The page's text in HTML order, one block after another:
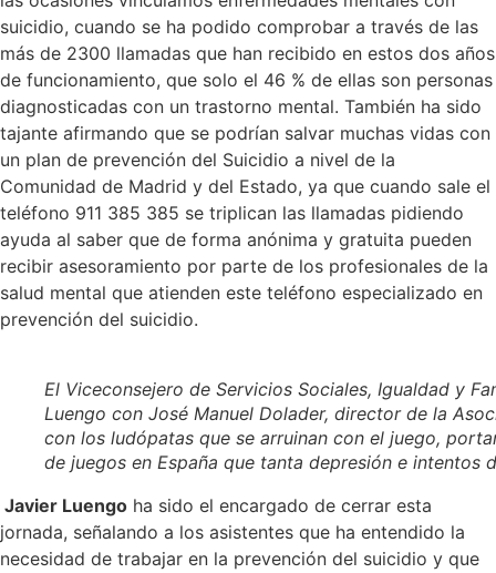
suicidio, cuando se ha podido comprobar a través de las
más de 2300 llamadas que han recibido en estos dos años
de funcionamiento, que solo el 46 % de ellas son personas
diagnosticadas con un trastorno mental. También ha sido
tajante afirmando que se podrían salvar muchas vidas con
un plan de prevención del Suicidio a nivel de la
Comunidad de Madrid y del Estado, ya que cuando sale el
teléfono 911 385 385 se triplican las llamadas pidiendo
ayuda al saber que de forma anónima y gratuita pueden
recibir asesoramiento por parte de los profesionales de la
salud mental que atienden este teléfono especializado en
prevención del suicidio.
El Viceconsejero de Servicios Sociales, Igualdad y
Luengo con José Manuel Dolader, director de la
con los ludópatas que se arruinan con el juego,
de juegos en España que tanta depresión e intentos
Javier Luengo ha sido el encargado de cerrar esta
jornada, señalando a los asistentes que ha entendido la
necesidad de trabajar en la prevención del suicidio y que